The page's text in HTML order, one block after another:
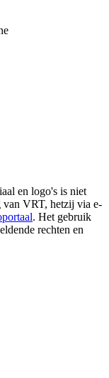
en logo's is niet
van VRT, hetzij via e-
. Het gebruik
rechten en